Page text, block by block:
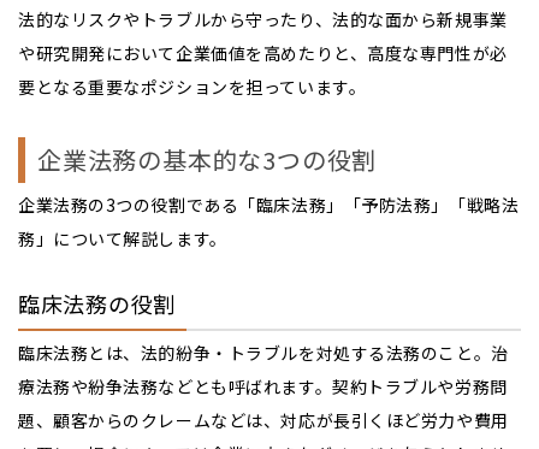
法的なリスクやトラブルから守ったり、法的な面から新規事業
や研究開発において企業価値を高めたりと、高度な専門性が必
要となる重要なポジションを担っています。
企業法務の基本的な3つの役割
企業法務の3つの役割である「臨床法務」「予防法務」「戦略法
務」について解説します。
臨床法務の役割
臨床法務とは、法的紛争・トラブルを対処する法務のこと。治
療法務や紛争法務などとも呼ばれます。契約トラブルや労務問
題、顧客からのクレームなどは、対応が長引くほど労力や費用